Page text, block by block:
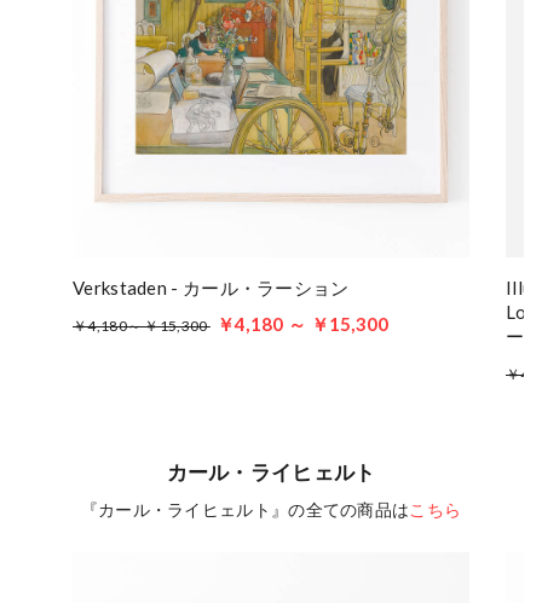
Verkstaden - カール・ラーション
￥4,180～ ￥15,300 ￥4,180 ～ ￥15,300
ー
￥
カール・ライヒェルト
『カール・ライヒェルト』の全ての商品はこちら